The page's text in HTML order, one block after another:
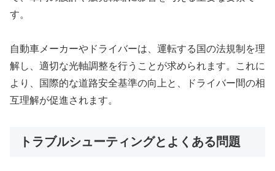
す。
自動車メーカーやドライバーは、運転する国の法規制を理
解し、適切な光軸調整を行うことが求められます。これに
より、国際的な道路安全基準の向上と、ドライバー間の相
互理解が促進されます。
トラブルシューティングとよくある問題